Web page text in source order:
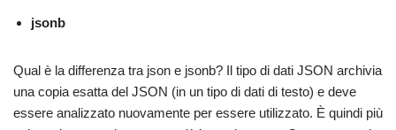
jsonb
Qual è la differenza tra json e jsonb? Il tipo di dati JSON archivia
una copia esatta del JSON (in un tipo di dati di testo) e deve
essere analizzato nuovamente per essere utilizzato. È quindi più